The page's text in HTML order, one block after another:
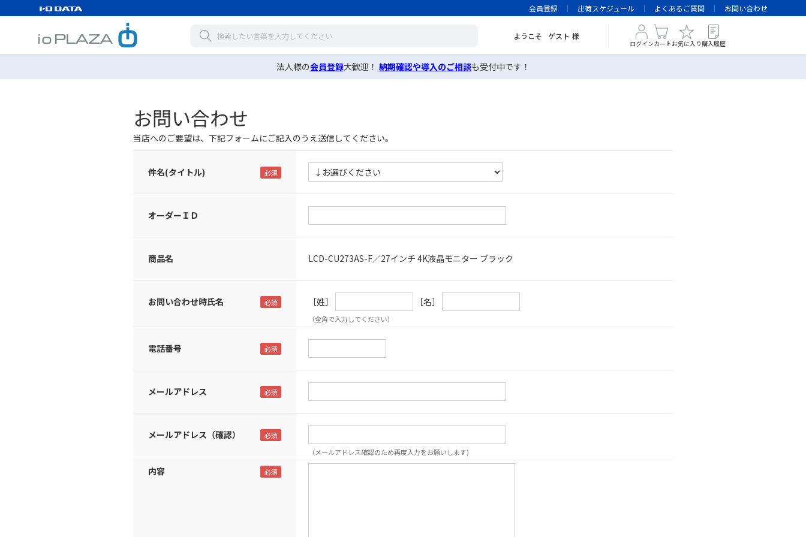
会員登録 出荷スケジュール よくあるご質問 お問い合わせ
ようこそ ゲスト 様
ログインカートお気に入り 購入履歴
法人様の会員登録大歓迎！ 納期確認や導入のご相談も受付中です！
お問い合わせ
当店へのご要望は、下記フォームにご記入のうえ送信してください。
件名(タイトル)
オーダーＩＤ
商品名 LCD-CU273AS-F／27インチ 4K液晶モニター ブラック
お問い合わせ時氏名 ［姓］ ［名］
（全角で入力してください）
電話番号
メールアドレス
メールアドレス（確認）
（メールアドレス確認のため再度入力をお願いします)
内容